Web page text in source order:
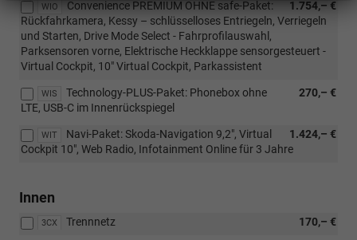
WIO 1.754,– €
Convenience PREMIUM OHNE safe-Paket:
Rückfahrkamera, Kessy – schlüsselloses Entriegeln, Verriegeln
und Starten, Drive Mode Select - Fahrprofilauswahl,
Parksensoren vorne, Elektrische Heckklappe sensorgesteuert -
Virtual Cockpit, 10" Virtual Cockpit, Parkassistent
WIS 270,– €
Technology-PLUS-Paket: Phonebox ohne
LTE, USB-C im Innenrückspiegel
WIT 1.424,– €
Navi-Paket: Skoda-Navigation 9,2", Virtual
Cockpit 10", Web Radio, Infotainment Online für 3 Jahre
Innen
3CX 170,– €
Trennnetz